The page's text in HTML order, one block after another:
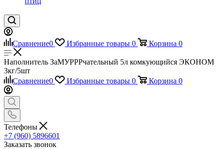
Сравнение0 Избранные товары 0 Корзина 0
Наполнитель ЗаМУРРРчательный 5л комкующийся ЭКОНОМ
3кг/5шт
Сравнение0 Избранные товары 0 Корзина 0
Телефоны
+7 (960) 5896601
Заказать звонок